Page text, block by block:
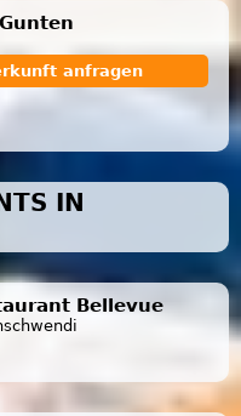
anfragen
IN
Bellevue